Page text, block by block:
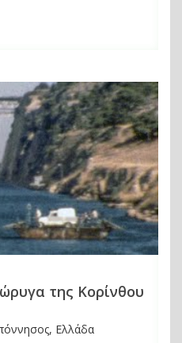
της Κορίνθου
Ελλάδα